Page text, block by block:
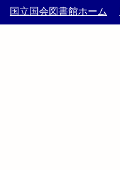
国立国会図書館ホーム